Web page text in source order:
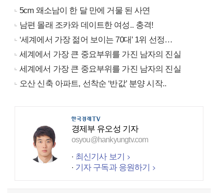
5cm 왜소남이 한 달 만에 거물 된 사연
남편 몰래 조카와 데이트한 여성.. 충격!
‘세계에서 가장 젊어 보이는 70대’ 1위 선정…
세계에서 가장 큰 중요부위를 가진 남자의 진실
세계에서 가장 큰 중요부위를 가진 남자의 진실
오산 신축 아파트, 선착순 ‘반값’ 분양 시작..
경제부 유오성 기자
osyou@hankyungtv.com
최신기사 보기
기자 구독과 응원하기